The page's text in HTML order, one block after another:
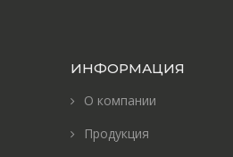
ИНФОРМАЦИЯ
О компании
Продукция